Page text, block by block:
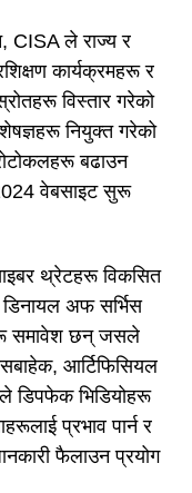
CISA ले राज्य र
कार्यक्रमहरू र
विस्तार गरेको
नियुक्त गरेको
बढाउन
वेबसाइट सुरू
थ्रेटहरू विकसित
डिनायल अफ सर्भिस
समावेश छन् जसले
आर्टिफिसियल
डिपफेक भिडियोहरू
प्रभाव पार्न र
फैलाउन प्रयोग